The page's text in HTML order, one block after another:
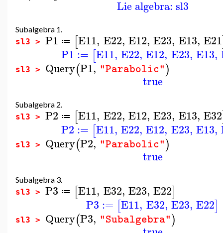
Lie algebra: sl3
Subalgebra 1.
sl3 > P1 ≔ [E11, E22, E12, E23, E13, E21
P1:= [E11, E22, E12, E23, E13,
sl3 > Query(P1, "Parabolic")
true
Subalgebra 2.
sl3 > P2 ≔ [E11, E22, E12, E23, E13, E32
P2:= [E11, E22, E12, E23, E13,
sl3 > Query(P2, "Parabolic")
true
Subalgebra 3.
sl3 > P3 ≔ [E11, E32, E23, E22]
P3 := [E11, E32, E23, E22]
sl3 > Query(P3, "Subalgebra")